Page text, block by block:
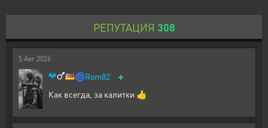
РЕПУТАЦИЯ 308
5 Авг 2026
🌀Rom82 +
Как всегда, за калитки 👍